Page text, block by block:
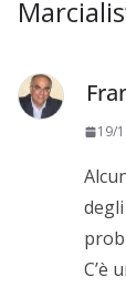
Marcialis
19/
C’è